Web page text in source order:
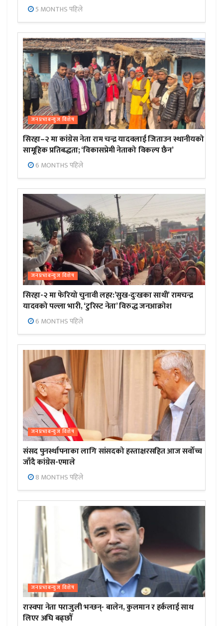
5 MONTHS पहिले
जनप्रभाबन्युज विशेष
सिरहा–२ मा कांग्रेस नेता राम चन्द्र यादवलाई जिताउन स्थानीयको
सामूहिक प्रतिबद्धता; ‘विकासप्रेमी नेताको विकल्प छैन’
6 MONTHS पहिले
जनप्रभाबन्युज विशेष
सिरहा-२ मा फेरियो चुनावी लहर:’सुख-दुःखका साथी’ रामचन्द्र
यादवको पल्ला भारी, ‘टुरिस्ट नेता’ विरुद्ध जनआक्रोश
6 MONTHS पहिले
जनप्रभाबन्युज विशेष
संसद पुनर्स्थापनाका लागि सांसदको हस्ताक्षरसहित आज सर्वोच्च
जाँदै कांग्रेस-एमाले
8 MONTHS पहिले
जनप्रभाबन्युज विशेष
रास्वपा नेता पराजुली भन्छन्- बालेन, कुलमान र हर्कलाई साथ
लिएर अघि बढ्छौँ